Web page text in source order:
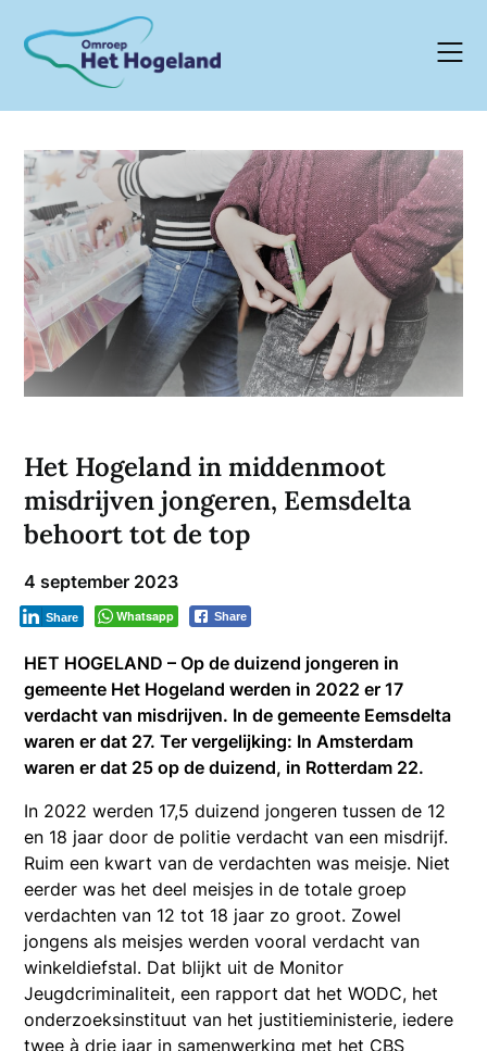
content
Het Hogeland in middenmoot
misdrijven jongeren, Eemsdelta
behoort tot de top
4 september 2023
Whatsapp Share
Share
HET HOGELAND – Op de duizend jongeren in
gemeente Het Hogeland werden in 2022 er 17
verdacht van misdrijven. In de gemeente Eemsdelta
waren er dat 27. Ter vergelijking: In Amsterdam
waren er dat 25 op de duizend, in Rotterdam 22.
In 2022 werden 17,5 duizend jongeren tussen de 12
en 18 jaar door de politie verdacht van een misdrijf.
Ruim een kwart van de verdachten was meisje. Niet
eerder was het deel meisjes in de totale groep
verdachten van 12 tot 18 jaar zo groot. Zowel
jongens als meisjes werden vooral verdacht van
winkeldiefstal. Dat blijkt uit de Monitor
Jeugdcriminaliteit, een rapport dat het WODC, het
onderzoeksinstituut van het justitieministerie, iedere
twee à drie jaar in samenwerking met het CBS